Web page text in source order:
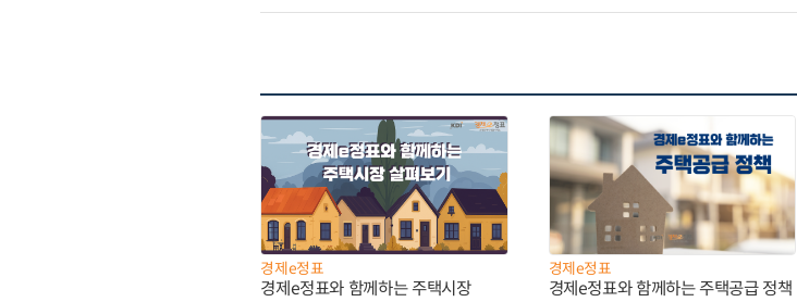
경제e정표
경제e정표와 함께하는 주택시장
경제e정표
경제e정표와 함께하는 주택공급 정책